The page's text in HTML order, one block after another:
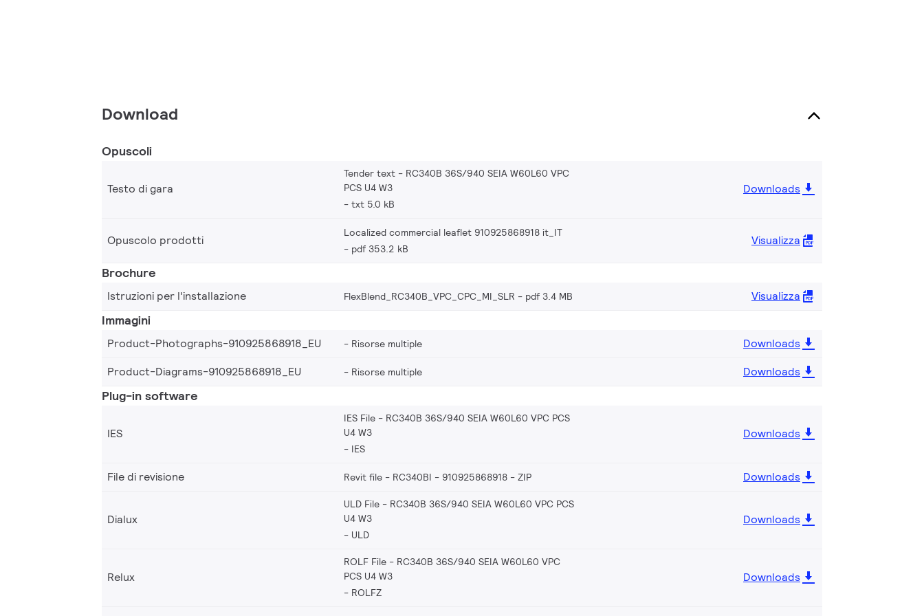
Download
Opuscoli
Testo di gara
Tender text - RC340B 36S/940 SEIA W60L60 VPC
PCS U4 W3
txt 5.0 kB
Downloads
Opuscolo prodotti
Localized commercial leaflet 910925868918 it_IT
pdf 353.2 kB
Visualizza
Brochure
Istruzioni per l'installazione FlexBlend_RC340B_VPC_CPC_MI_SLR pdf 3.4 MB Visualizza
Immagini
Product-Photographs-910925868918_EU Risorse multiple
Downloads
Product-Diagrams-910925868918_EU
Risorse multiple Downloads
Plug-in software
IES
IES File - RC340B 36S/940 SEIA W60L60 VPC PCS
U4 W3
IES
Downloads
File di revisione Revit file - RC340BI - 910925868918 ZIP Downloads
Dialux
ULD File - RC340B 36S/940 SEIA W60L60 VPC PCS
U4 W3
ULD
Downloads
Relux
ROLF File - RC340B 36S/940 SEIA W60L60 VPC
PCS U4 W3
ROLFZ
Downloads